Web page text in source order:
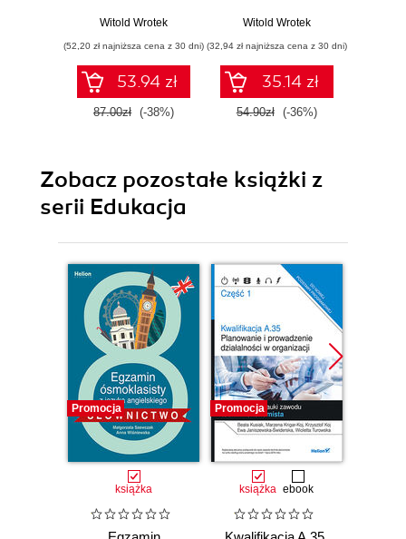
konstruktora
Witold Wrotek
(52,20 zł najniższa cena z 30 dni)
53.94 zł
87.00zł (-38%)
zaawansowanych
Witold Wrotek
(32,94 zł najniższa cena z 30 dni)
35.14 zł
54.90zł (-36%)
Zobacz pozostałe książki z
serii Edukacja
Promocja
książka
Promocja
książka ebook